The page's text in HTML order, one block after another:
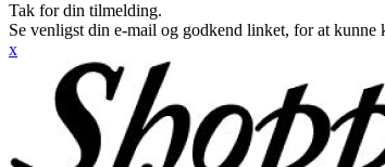
Tak for din tilmelding.
Se venligst din e-mail og godkend linket, for at kunne
x